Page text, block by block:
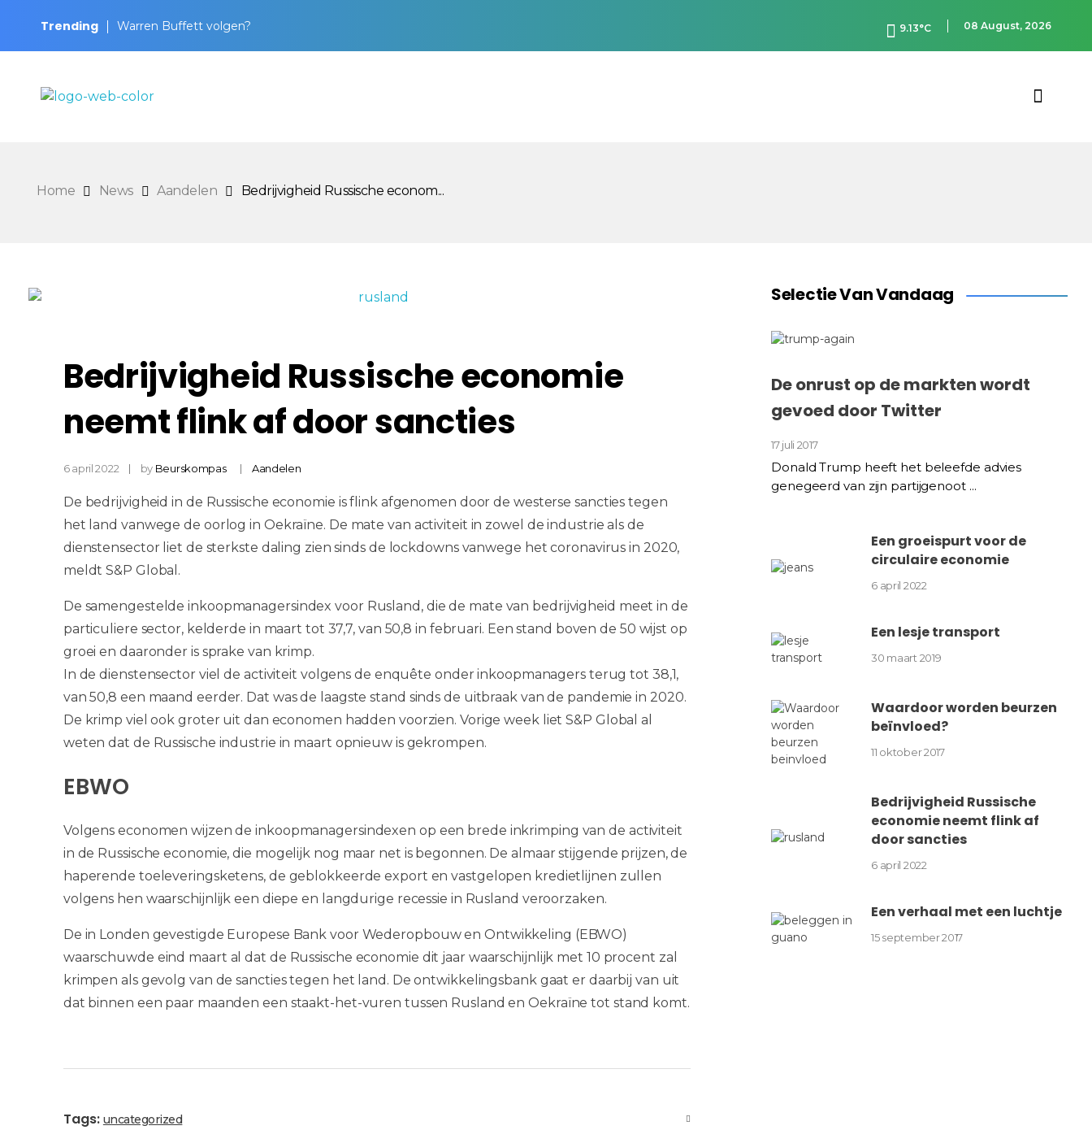
Trending Warren Buffett volgen? 08 August, 2026
9.13°C
Home News Aandelen Bedrijvigheid Russische econom...
Bedrijvigheid Russische economie
neemt flink af door sancties
6 april 2022 by Beurskompas Aandelen
De bedrijvigheid in de Russische economie is flink afgenomen door de westerse sancties tegen
het land vanwege de oorlog in Oekraïne. De mate van activiteit in zowel de industrie als de
dienstensector liet de sterkste daling zien sinds de lockdowns vanwege het coronavirus in 2020,
meldt S&P Global.
De samengestelde inkoopmanagersindex voor Rusland, die de mate van bedrijvigheid meet in de
particuliere sector, kelderde in maart tot 37,7, van 50,8 in februari. Een stand boven de 50 wijst op
groei en daaronder is sprake van krimp.
In de dienstensector viel de activiteit volgens de enquête onder inkoopmanagers terug tot 38,1,
van 50,8 een maand eerder. Dat was de laagste stand sinds de uitbraak van de pandemie in 2020.
De krimp viel ook groter uit dan economen hadden voorzien. Vorige week liet S&P Global al
weten dat de Russische industrie in maart opnieuw is gekrompen.
EBWO
Volgens economen wijzen de inkoopmanagersindexen op een brede inkrimping van de activiteit
in de Russische economie, die mogelijk nog maar net is begonnen. De almaar stijgende prijzen, de
haperende toeleveringsketens, de geblokkeerde export en vastgelopen kredietlijnen zullen
volgens hen waarschijnlijk een diepe en langdurige recessie in Rusland veroorzaken.
De in Londen gevestigde Europese Bank voor Wederopbouw en Ontwikkeling (EBWO)
waarschuwde eind maart al dat de Russische economie dit jaar waarschijnlijk met 10 procent zal
krimpen als gevolg van de sancties tegen het land. De ontwikkelingsbank gaat er daarbij van uit
dat binnen een paar maanden een staakt-het-vuren tussen Rusland en Oekraïne tot stand komt.
Tags: uncategorized
Selectie Van Vandaag
De onrust op de markten wordt
gevoed door Twitter
17 juli 2017
Donald Trump heeft het beleefde advies
genegeerd van zijn partijgenoot ...
Een groeispurt voor de
circulaire economie
6 april 2022
Een lesje transport
30 maart 2019
Waardoor worden beurzen
beïnvloed?
11 oktober 2017
Bedrijvigheid Russische
economie neemt flink af
door sancties
6 april 2022
Een verhaal met een luchtje
15 september 2017